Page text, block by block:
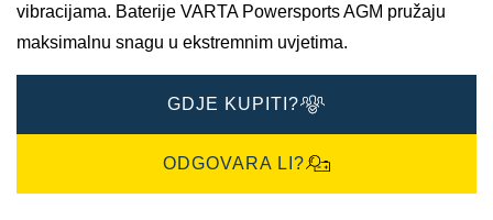
vibracijama. Baterije VARTA Powersports AGM pružaju
maksimalnu snagu u ekstremnim uvjetima.
GDJE KUPITI?
ODGOVARA LI?